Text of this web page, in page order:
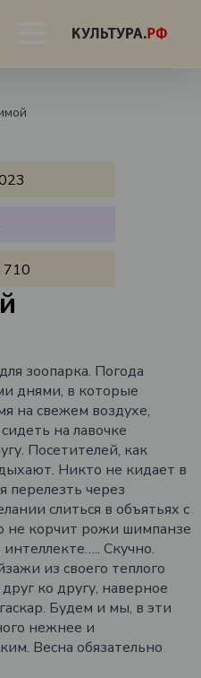
710
зоопарка. Погода
днями, в которые
на свежем воздухе,
на лавочке
Посетителей, как
Никто не кидает в
перелезть через
слиться в объятьях с
корчит рожи шимпанзе
Скучно.
из своего теплого
ко другу, наверное
Будем и мы, в эти
нежнее и
Весна обязательно